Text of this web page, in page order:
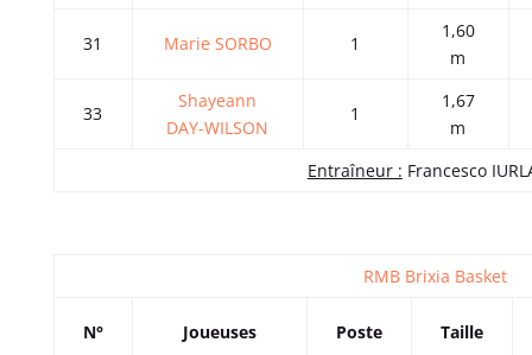
31 Marie SORBO 1
1,60
m
33
Shayeann
DAY-WILSON
1
1,67
m
Entraîneur : Francesco
RMB Brixia Basket
N° Joueuses Poste Taille